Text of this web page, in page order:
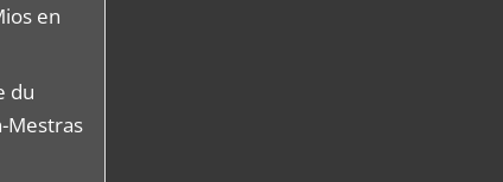
en
du
Mestras